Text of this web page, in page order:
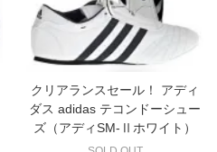
クリアランスセール！ アディ
ダス adidas テコンドーシュー
ズ（アディSM-Ⅱホワイト）